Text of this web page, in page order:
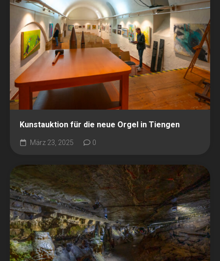
Kunstauktion für die neue Orgel in Tiengen
März 23, 2025 0